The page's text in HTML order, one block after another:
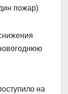
пожар)
на